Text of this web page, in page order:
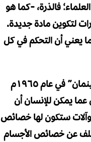
فالذرة، -كما هو
لتكوين مادة جديدة.
يعني أن التحكم في كل
لذا لم يكن غريبًا أن يطرح أحد أبرز فيزيائيي القرن العشرين البروفسور “ريتشارد فينمان” في عام ١٩٦٥م
يمكن للإنسان أن
وآلات ستكون لها خصائص
عن خصائص الأجسام